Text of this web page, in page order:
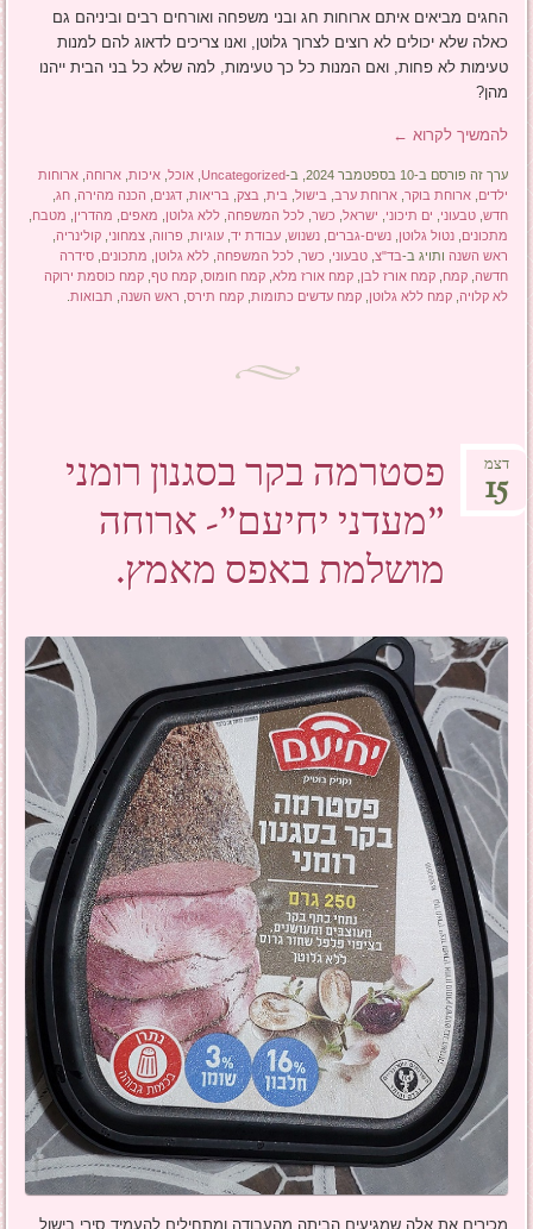
החגים מביאים איתם ארוחות חג ובני משפחה ואורחים רבים וביניהם גם
כאלה שלא יכולים לא רוצים לצרוך גלוטן, ואנו צריכים לדאוג להם למנות
טעימות לא פחות, ואם המנות כל כך טעימות, למה שלא כל בני הבית ייהנו
מהן?
להמשיך לקרוא ←
ערך זה פורסם ב-10 בספטמבר 2024, ב- Uncategorized
,אוכל ,איכות ,ארוחה ,ארוחות
ילדים ,ארוחת בוקר ,ארוחת ערב בישול בית בצק בריאות ,דגנים הכנה מהירה ,חג
חדש ,טבעוני ים תיכוני ישראל כשר ,לכל המשפחה ,ללא גלוטן מאפים מהדרין מטבח
מתכונים ,נטול גלוטן ,נשים-גברים ,נשנוש ,עבודת יד ,עוגיות פרווה ,צמחוני ,קולינריה
ראש השנה ותויג ב-בד"צ ,טבעוני כשר ,לכל המשפחה ,ללא גלוטן מתכונים ,סידרה
חדשה ,קמח ,קמח אורז לבן ,קמח אורז מלא ,קמח חומוס ,קמח טף ,קמח כוסמת ירוקה
לא קלויה ,קמח ללא גלוטן ,קמח עדשים כתומות ,קמח תירס ראש השנה תבואות
פסטרמה בקר בסגנון רומני
"מעדני יחיעם"- ארוחה
מושלמת באפס מאמץ.
דצמ
15
מכירים את אלה שמגיעים הביתה מהעבודה ומתחילים להעמיד סירי בישול